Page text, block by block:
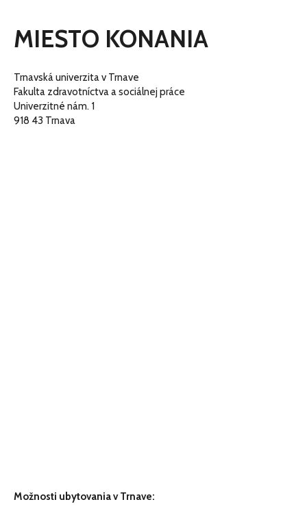
MIESTO KONANIA
Trnavská univerzita v Trnave
Fakulta zdravotníctva a sociálnej práce
Univerzitné nám. 1
918 43 Trnava
Možnosti ubytovania v Trnave: